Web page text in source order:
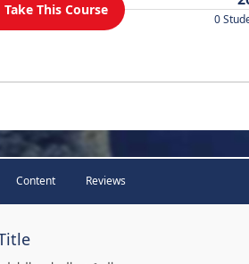
Take This Course
0
Content Reviews